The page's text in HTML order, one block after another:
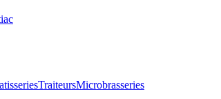
TraiteursMicrobrasseries